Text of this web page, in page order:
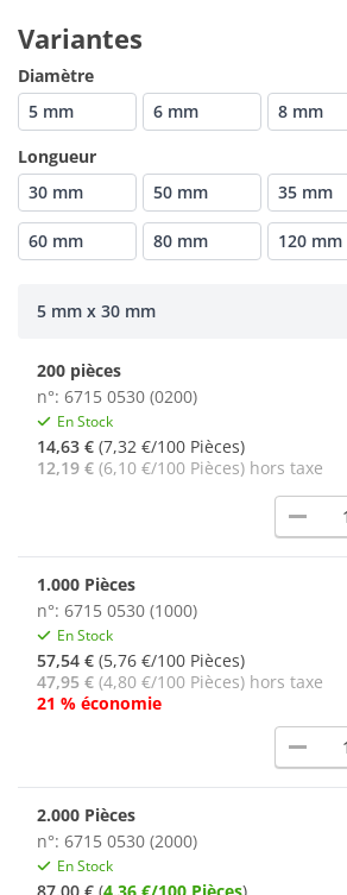
Variantes
Diamètre
5 mm
6 mm
8 mm
Longueur
30 mm
50 mm 35 mm
60 mm 80 mm 120 mm
5 mm x 30 mm
200 pièces
n°: 6715 0530 (0200)
En Stock
14,63 € (7,32 €/100 Pièces)
12,19 € (6,10 €/100 Pièces) hors taxe
remove
1.000 Pièces
n°: 6715 0530 (1000)
En Stock
57,54 € (5,76 €/100 Pièces)
47,95 € (4,80 €/100 Pièces) hors taxe
21 % économie
remove
2.000 Pièces
n°: 6715 0530 (2000)
En Stock